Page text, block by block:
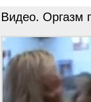
Видео. Оргазм